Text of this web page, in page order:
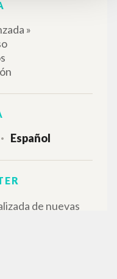
»
Español
de nuevas